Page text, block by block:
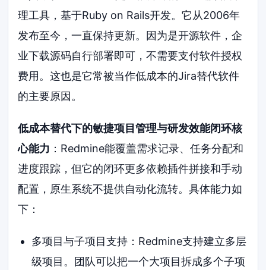
理工具，基于Ruby on Rails开发。它从2006年
发布至今，一直保持更新。因为是开源软件，企
业下载源码自行部署即可，不需要支付软件授权
费用。这也是它常被当作低成本的Jira替代软件
的主要原因。
低成本替代下的敏捷项目管理与研发效能闭环核
心能力 ：Redmine能覆盖需求记录、任务分配和
进度跟踪，但它的闭环更多依赖插件拼接和手动
配置，原生系统不提供自动化流转。具体能力如
下：
多项目与子项目支持：Redmine支持建立多层
级项目。团队可以把一个大项目拆成多个子项